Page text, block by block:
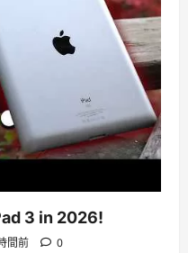
3 in 2026!
間前 0